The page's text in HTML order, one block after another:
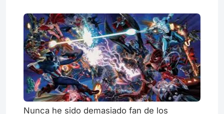
Nunca he sido demasiado fan de los